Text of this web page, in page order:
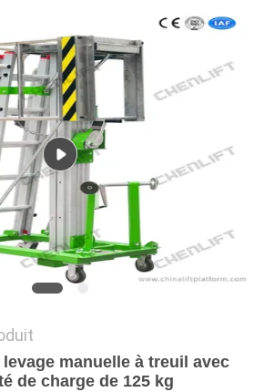
levage manuelle à treuil avec
de charge de 125 kg